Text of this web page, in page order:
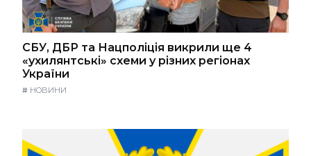
СБУ, ДБР та Нацполіція викрили ще 4
«ухилянтські» схеми у різних регіонах
України
# НОВИНИ